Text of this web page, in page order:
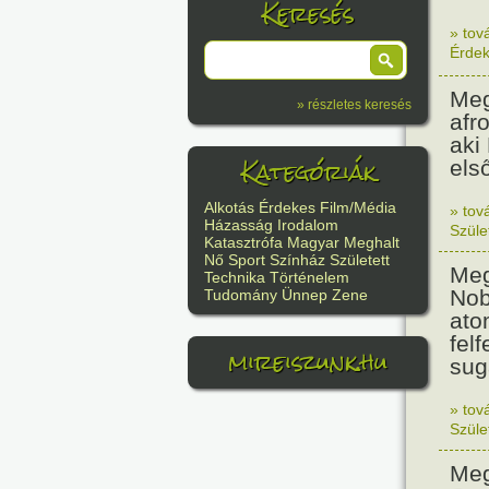
Keresés
» részletes keresés
Kategóriák
Alkotás Érdekes Film/Média
Házasság Irodalom
Katasztrófa Magyar Meghalt
Nő Sport Színház Született
Technika Történelem
Tudomány Ünnep Zene
mireiszunk.hu
»
aki
»
»